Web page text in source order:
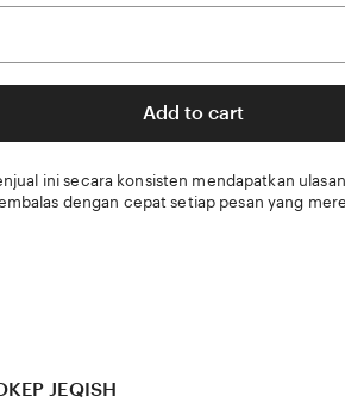
Add to cart
ini secara konsisten mendapatkan
dengan cepat setiap pesan yang
JEQISH